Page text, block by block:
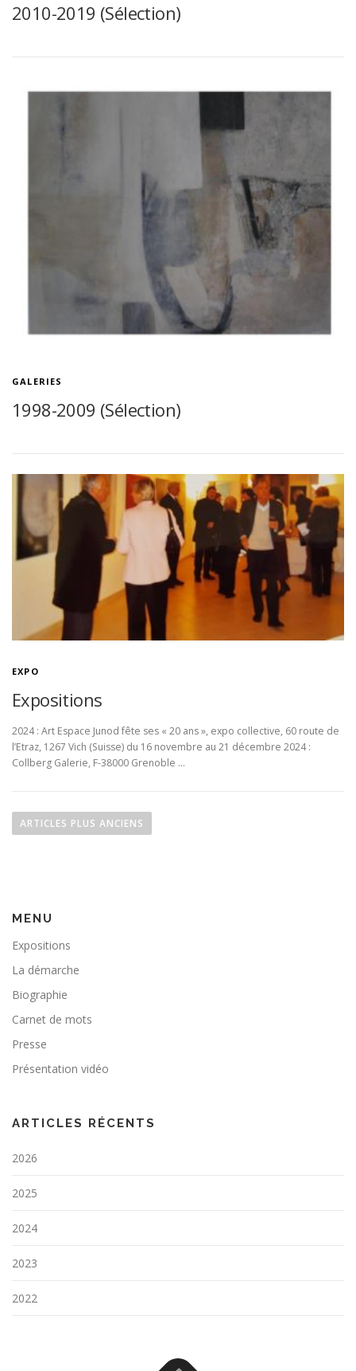
2010-2019 (Sélection)
GALERIES
1998-2009 (Sélection)
EXPO
Expositions
2024 : Art Espace Junod fête ses « 20 ans », expo collective, 60 route de
l’Etraz, 1267 Vich (Suisse) du 16 novembre au 21 décembre 2024 :
Collberg Galerie, F-38000 Grenoble …
a
t
i
o
n
e
s
a
i
c
e
ARTICLES PLUS ANCIENS
MENU
Expositions
La démarche
Biographie
Carnet de mots
Presse
Présentation vidéo
ARTICLES RÉCENTS
2026
2025
2024
2023
2022